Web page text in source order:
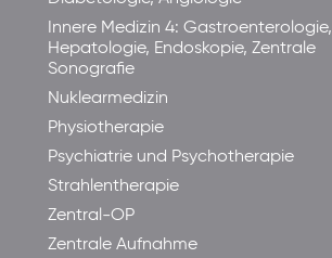
Innere Medizin 4: Gastroenterologie,
Hepatologie, Endoskopie, Zentrale
Sonografie
Nuklearmedizin
Physiotherapie
Psychiatrie und Psychotherapie
Strahlentherapie
Zentral-OP
Zentrale Aufnahme